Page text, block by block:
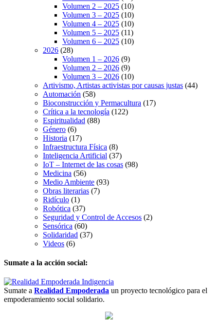
Volumen 2 – 2025 (10)
Volumen 3 – 2025 (10)
Volumen 4 – 2025 (10)
Volumen 5 – 2025 (11)
Volumen 6 – 2025 (10)
2026 (28)
Volumen 1 – 2026 (9)
Volumen 2 – 2026 (9)
Volumen 3 – 2026 (10)
Artivismo, Artistas activistas por causas justas (44)
Automación (58)
Bioconstrucción y Permacultura (17)
Crítica a la tecnología (122)
Espiritualidad (88)
Género (6)
Historia (17)
Infraestructura Física (8)
Inteligencia Artificial (37)
IoT – Internet de las cosas (98)
Medicina (56)
Medio Ambiente (93)
Obras literarias (7)
Ridículo (1)
Robótica (37)
Seguridad y Control de Accesos (2)
Sensórica (60)
Solidaridad (37)
Videos (6)
Sumate a la acción social:
Sumate a Realidad Empoderada un proyecto tecnológico para el
empoderamiento social solidario.